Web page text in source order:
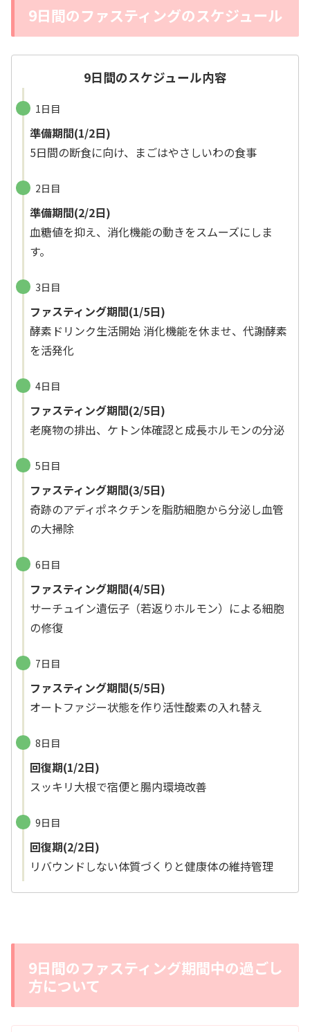
9日間のファスティングのスケジュール
9日間のスケジュール内容
1日目
準備期間(1/2日)
5日間の断食に向け、まごはやさしいわの食事
2日目
準備期間(2/2日)
血糖値を抑え、消化機能の動きをスムーズにしま
す。
3日目
ファスティング期間(1/5日)
酵素ドリンク生活開始 消化機能を休ませ、代謝酵素
を活発化
4日目
ファスティング期間(2/5日)
老廃物の排出、ケトン体確認と成長ホルモンの分泌
5日目
ファスティング期間(3/5日)
奇跡のアディポネクチンを脂肪細胞から分泌し血管
の大掃除
6日目
ファスティング期間(4/5日)
サーチュイン遺伝子（若返りホルモン）による細胞
の修復
7日目
ファスティング期間(5/5日)
オートファジー状態を作り活性酸素の入れ替え
8日目
回復期(1/2日)
スッキリ大根で宿便と腸内環境改善
9日目
回復期(2/2日)
リバウンドしない体質づくりと健康体の維持管理
9日間のファスティング期間中の過ごし
方について